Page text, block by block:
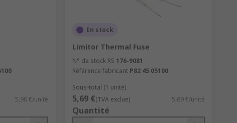
5,90 €/unité
En stock
Limitor Thermal Fuse
N° de stock RS 176-9081
Référence fabricant P82 45 05100
Sous-total (1 unité)
5,69 €(TVA exclue) 5,69 €/unité
Quantité